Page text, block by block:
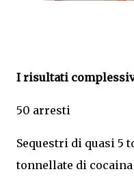
I risultati
50 arresti
Sequestri di quasi 5
tonnellate di cocaina